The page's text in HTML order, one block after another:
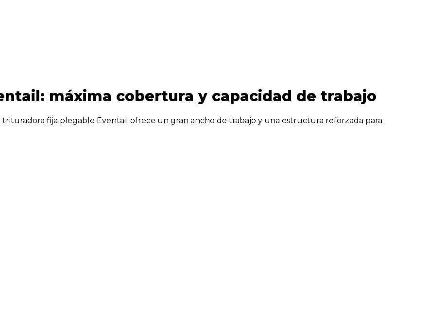
máxima cobertura y capacidad de trabajo
trituradora fija plegable Eventail ofrece un gran ancho de trabajo y una estructura reforzada para